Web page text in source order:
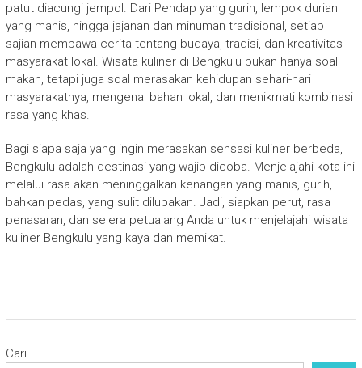
patut diacungi jempol. Dari Pendap yang gurih, lempok durian
yang manis, hingga jajanan dan minuman tradisional, setiap
sajian membawa cerita tentang budaya, tradisi, dan kreativitas
masyarakat lokal. Wisata kuliner di Bengkulu bukan hanya soal
makan, tetapi juga soal merasakan kehidupan sehari-hari
masyarakatnya, mengenal bahan lokal, dan menikmati kombinasi
rasa yang khas.
Bagi siapa saja yang ingin merasakan sensasi kuliner berbeda,
Bengkulu adalah destinasi yang wajib dicoba. Menjelajahi kota ini
melalui rasa akan meninggalkan kenangan yang manis, gurih,
bahkan pedas, yang sulit dilupakan. Jadi, siapkan perut, rasa
penasaran, dan selera petualang Anda untuk menjelajahi wisata
kuliner Bengkulu yang kaya dan memikat.
Cari